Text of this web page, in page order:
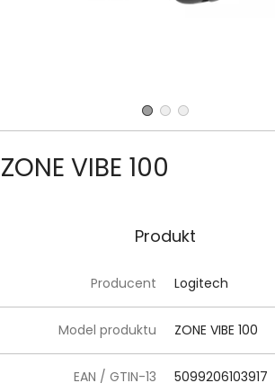
VIBE 100
Produkt
Producent Logitech
Model produktu ZONE VIBE 100
EAN / GTIN-13 5099206103917